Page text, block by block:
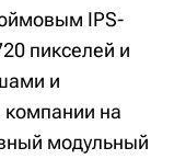
IPS-
пикселей и
и
компании на
модульный